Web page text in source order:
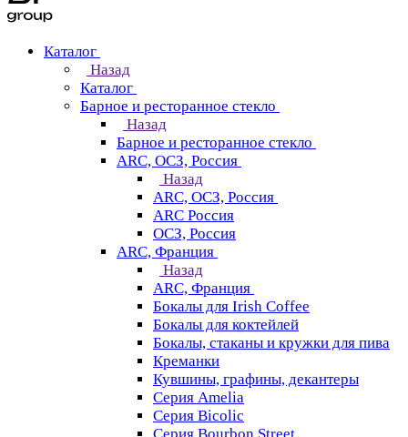
Каталог
Назад
Каталог
Барное и ресторанное стекло
Назад
Барное и ресторанное стекло
ARC, ОСЗ, Россия
Назад
ARC, ОСЗ, Россия
ARC Россия
ОСЗ, Россия
ARC, Франция
Назад
ARC, Франция
Бокалы для Irish Coffee
Бокалы для коктейлей
Бокалы, стаканы и кружки для пива
Креманки
Кувшины, графины, декантеры
Серия Amelia
Серия Bicolic